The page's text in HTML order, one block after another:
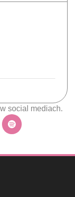
social mediach.